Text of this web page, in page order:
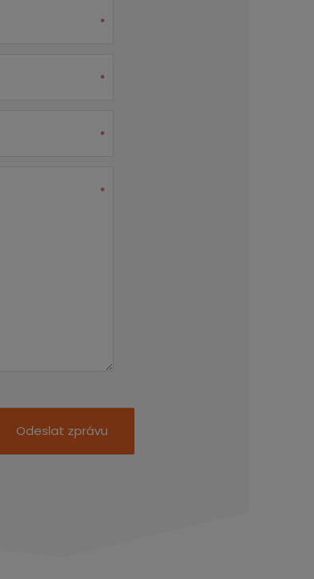
*
*
*
*
Odeslat zprávu